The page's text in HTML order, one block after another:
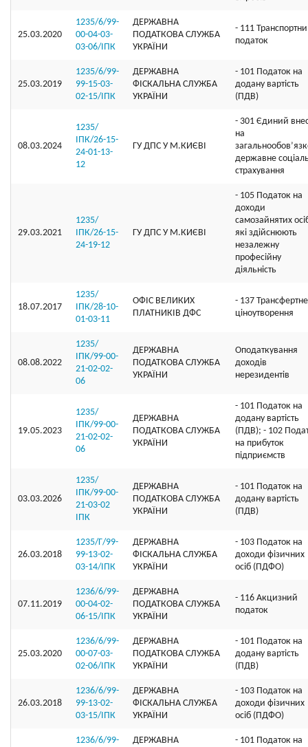
25.03.2020
1235/6/99-
00-04-03-
03-06/ІПК
ДЕРЖАВНА
ПОДАТКОВА СЛУЖБА
УКРАЇНИ
- 111
податок
25.03.2019
1235/6/99-
99-15-03-
02-15/ІПК
ДЕРЖАВНА
ФІСКАЛЬНА СЛУЖБА
УКРАЇНИ
- 101 Податок на
додану вартість
(ПДВ)
08.03.2024
1235/
ІПК/26-15-
24-01-13-
12
ГУ ДПС У М.КИЄВІ
- 301 Єдиний
на
державне
страхування
29.03.2021
1235/
ІПК/26-15-
24-19-12
ГУ ДПС У М.КИЄВІ
- 105 Податок на
доходи
самозайнятих
які здійснюють
незалежну
професійну
діяльність
18.07.2017
1235/
ІПК/28-10-
01-03-11
ОФIС ВЕЛИКИХ
ПЛАТНИКIВ ДФС
- 137 Трансфертне
ціноутворення
08.08.2022
1235/
ІПК/99-00-
21-02-02-
06
ДЕРЖАВНА
ПОДАТКОВА СЛУЖБА
УКРАЇНИ
Оподаткування
доходів
нерезидентів
19.05.2023
1235/
ІПК/99-00-
21-02-02-
06
ДЕРЖАВНА
ПОДАТКОВА СЛУЖБА
УКРАЇНИ
- 101 Податок на
додану вартість
(ПДВ); - 102
на прибуток
підприємств
03.03.2026
1235/
ІПК/99-00-
21-03-02
ІПК
ДЕРЖАВНА
ПОДАТКОВА СЛУЖБА
УКРАЇНИ
- 101 Податок на
додану вартість
(ПДВ)
26.03.2018
1235/Г/99-
99-13-02-
03-14/ІПК
ДЕРЖАВНА
ФІСКАЛЬНА СЛУЖБА
УКРАЇНИ
- 103 Податок на
доходи фізичних
осіб (ПДФО)
07.11.2019
1236/6/99-
00-04-02-
06-15/ІПК
ДЕРЖАВНА
ПОДАТКОВА СЛУЖБА
УКРАЇНИ
- 116 Акцизний
податок
25.03.2020
1236/6/99-
00-07-03-
02-06/ІПК
ДЕРЖАВНА
ПОДАТКОВА СЛУЖБА
УКРАЇНИ
- 101 Податок на
додану вартість
(ПДВ)
26.03.2018
1236/6/99-
99-13-02-
03-15/ІПК
ДЕРЖАВНА
ФІСКАЛЬНА СЛУЖБА
УКРАЇНИ
- 103 Податок на
доходи фізичних
осіб (ПДФО)
1236/6/99-
ДЕРЖАВНА
- 101 Податок на